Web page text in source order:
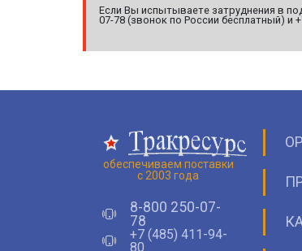
Если Вы испытываете затруднения в
07-78 (звонок по России бесплатный) и
обеспечиваем поставки
с 2003 года
8-800 250-07-
78
+7 (485) 411-94-
80